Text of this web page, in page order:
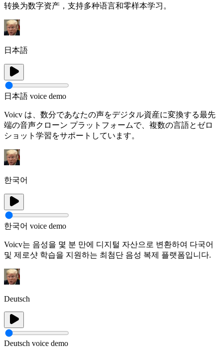
转换为数字资产，支持多种语言和零样本学习。
日本語
日本語 voice demo
Voicv は、数分であなたの声をデジタル資産に変換する最先
端の音声クローン プラットフォームで、複数の言語とゼロ
ショット学習をサポートしています。
한국어
한국어 voice demo
Voicv는 음성을 몇 분 만에 디지털 자산으로 변환하여 다국어
및 제로샷 학습을 지원하는 최첨단 음성 복제 플랫폼입니다.
Deutsch
Deutsch voice demo